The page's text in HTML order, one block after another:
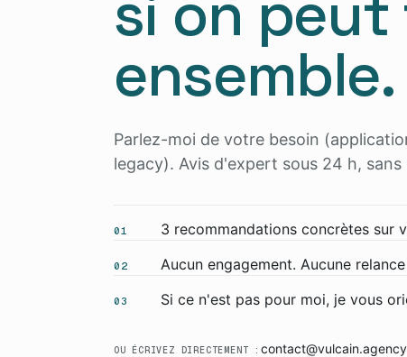
ensemble.
Parlez-moi de votre besoin
legacy). Avis d'expert sous 24 h,
01 3 recommandations concrètes sur
02 Aucun engagement. Aucune
03 Si ce n'est pas pour moi, je vous
OU ÉCRIVEZ DIRECTEMENT : contact@vulcain.agency